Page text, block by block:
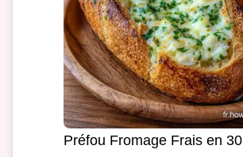
Préfou Fromage Frais en 30